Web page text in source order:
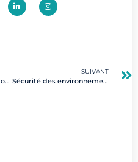
Les compétences en automatisation : maîtrisez les outils clés pour l’industrie
SUIVANT
Sécurité des environnements virtuels : guide des meilleures pratiques en 2025